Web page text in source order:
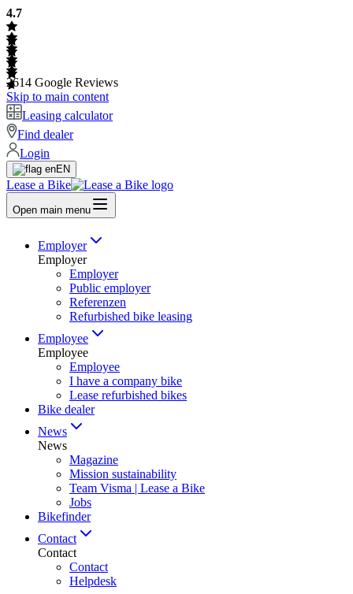
4.7
2614 Google Reviews
Skip to main content
Leasing calculator
Find dealer
Login
EN
Lease a Bike
Open main menu
Employer
Employer
Employer
Public employer
Referenzen
Refurbished bike leasing
Employee
Employee
Employee
I have a company bike
Lease refurbished bikes
Bike dealer
News
News
Magazine
Mission sustainability
Team Visma | Lease a Bike
Jobs
Bikefinder
Contact
Contact
Contact
Helpdesk